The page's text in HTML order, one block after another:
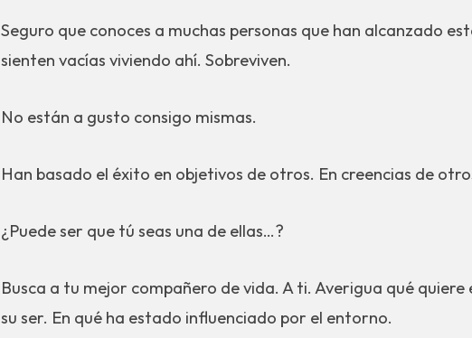
Seguro que conoces a muchas personas que han alcanzado
sienten vacías viviendo ahí. Sobreviven.
No están a gusto consigo mismas.
Han basado el éxito en objetivos de otros. En creencias de
¿Puede ser que tú seas una de ellas…?
Busca a tu mejor compañero de vida. A ti. Averigua qué
su ser. En qué ha estado influenciado por el entorno.